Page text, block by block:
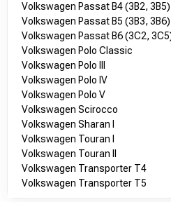
Volkswagen Passat B4 (3B2, 3B5)
Volkswagen Passat B5 (3B3, 3B6)
Volkswagen Passat B6 (3C2,
Volkswagen Polo Classic
Volkswagen Polo III
Volkswagen Polo IV
Volkswagen Polo V
Volkswagen Scirocco
Volkswagen Sharan I
Volkswagen Touran I
Volkswagen Touran II
Volkswagen Transporter T4
Volkswagen Transporter T5